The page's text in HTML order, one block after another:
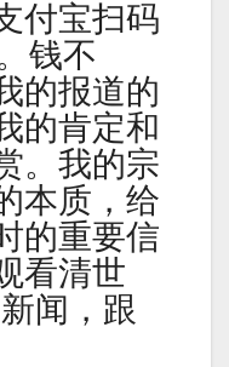
付宝扫码
钱不
的报道的
的肯定和
。我的宗
本质，给
的重要信
看清世
闻，跟